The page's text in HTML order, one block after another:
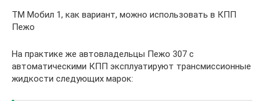
ТМ Мобил 1, как вариант, можно использовать в КПП
Пежо
На практике же автовладельцы Пежо 307 с
автоматическими КПП эксплуатируют трансмиссионные
жидкости следующих марок: